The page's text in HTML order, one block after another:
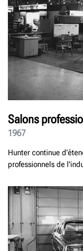
Salons
1967
Hunter continue
professionnels de